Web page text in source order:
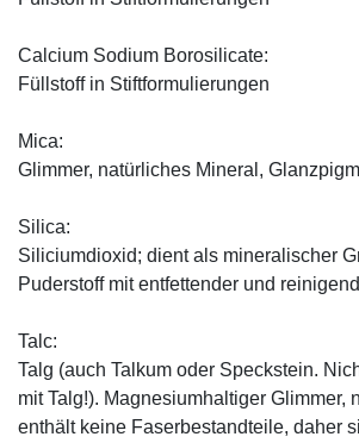
Calcium Sodium Borosilicate:
Füllstoff in Stiftformulierungen
Mica:
Glimmer, natürliches Mineral,
Silica:
Siliciumdioxid; dient als mineralischer
Puderstoff mit entfettender und
Talc:
Talg (auch Talkum oder Speckstein.
mit Talg!). Magnesiumhaltiger Glimmer,
enthält keine Faserbestandteile, daher